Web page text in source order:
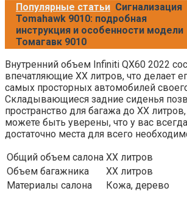
Популярные статьи Сигнализация
Tomahawk 9010: подробная
инструкция и особенности модели
Томагавк 9010
Внутренний объем Infiniti QX60 2022
впечатляющие XX литров, что делает
самых просторных автомобилей
Складывающиеся задние сиденья
пространство для багажа до XX
можете быть уверены, что у вас
достаточно места для всего
Общий объем салона XX литров
Объем багажника
XX литров
Материалы салона
Кожа, дерево